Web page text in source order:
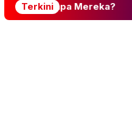
Terkini
Mereka? Syarat